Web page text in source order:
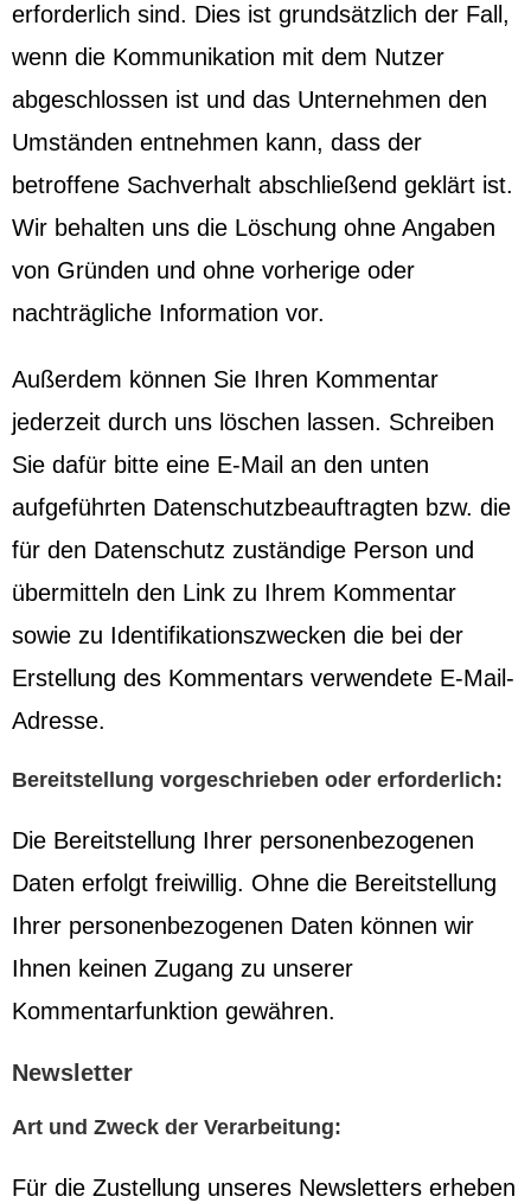
erforderlich sind. Dies ist grundsätzlich der Fall,
wenn die Kommunikation mit dem Nutzer
abgeschlossen ist und das Unternehmen den
Umständen entnehmen kann, dass der
betroffene Sachverhalt abschließend geklärt ist.
Wir behalten uns die Löschung ohne Angaben
von Gründen und ohne vorherige oder
nachträgliche Information vor.
Außerdem können Sie Ihren Kommentar
jederzeit durch uns löschen lassen. Schreiben
Sie dafür bitte eine E-Mail an den unten
aufgeführten Datenschutzbeauftragten bzw. die
für den Datenschutz zuständige Person und
übermitteln den Link zu Ihrem Kommentar
sowie zu Identifikationszwecken die bei der
Erstellung des Kommentars verwendete E-Mail-
Adresse.
Bereitstellung vorgeschrieben oder erforderlich:
Die Bereitstellung Ihrer personenbezogenen
Daten erfolgt freiwillig. Ohne die Bereitstellung
Ihrer personenbezogenen Daten können wir
Ihnen keinen Zugang zu unserer
Kommentarfunktion gewähren.
Newsletter
Art und Zweck der Verarbeitung:
Für die Zustellung unseres Newsletters erheben